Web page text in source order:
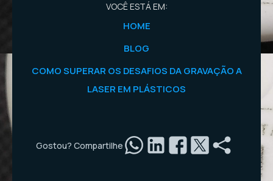
VOCÊ ESTÁ EM:
HOME
BLOG
COMO SUPERAR OS DESAFIOS DA GRAVAÇÃO A
LASER EM PLÁSTICOS
Gostou? Compartilhe